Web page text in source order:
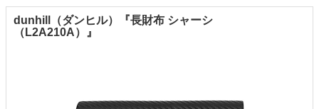
dunhill（ダンヒル）『長財布 シャーシ
（L2A210A）』